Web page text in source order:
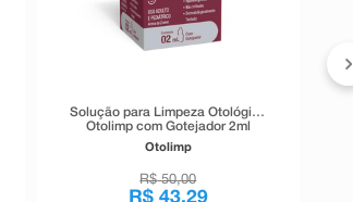
Solução para Limpeza Otológica
Otolimp com Gotejador 2ml
Otolimp
R$ 50,00
R$ 43,29